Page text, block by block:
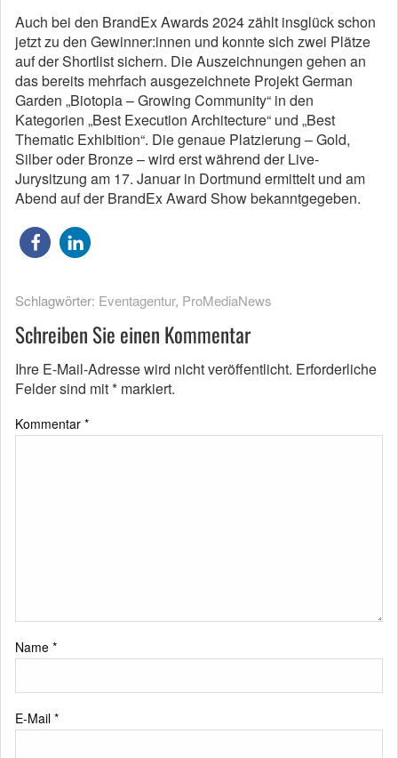
Auch bei den BrandEx Awards 2024 zählt insglück schon
jetzt zu den Gewinner:innen und konnte sich zwei Plätze
auf der Shortlist sichern. Die Auszeichnungen gehen an
das bereits mehrfach ausgezeichnete Projekt German
Garden „Biotopia – Growing Community“ in den
Kategorien „Best Execution Architecture“ und „Best
Thematic Exhibition“. Die genaue Platzierung – Gold,
Silber oder Bronze – wird erst während der Live-
Jurysitzung am 17. Januar in Dortmund ermittelt und am
Abend auf der BrandEx Award Show bekanntgegeben.
Schlagwörter: Eventagentur, ProMediaNews
Schreiben Sie einen Kommentar
Ihre E-Mail-Adresse wird nicht veröffentlicht. Erforderliche
Felder sind mit* markiert.
Kommentar *
Name *
E-Mail *